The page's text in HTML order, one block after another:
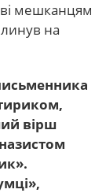
мешканцям
на
вірш